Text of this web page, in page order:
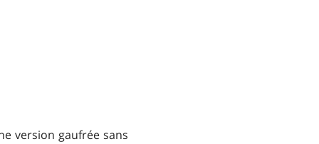
version gaufrée sans